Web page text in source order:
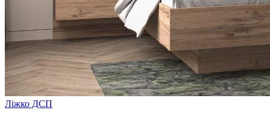
Ліжко ДСП